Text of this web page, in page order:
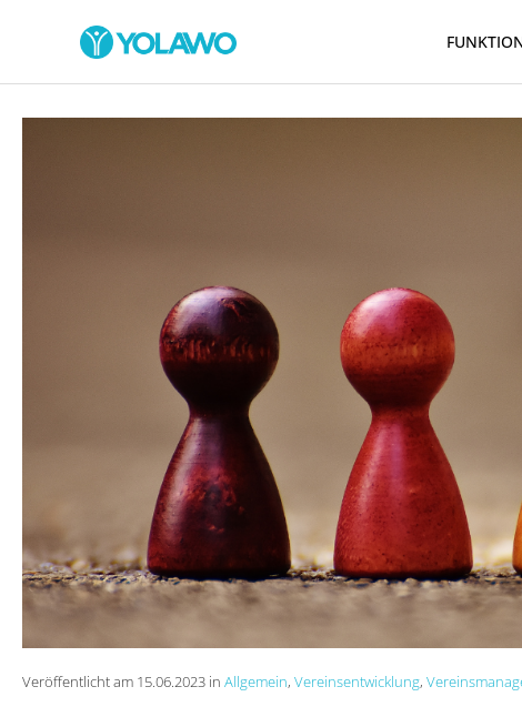
Veröffentlicht am 15.06.2023 in Allgemein, Vereinsentwicklung,